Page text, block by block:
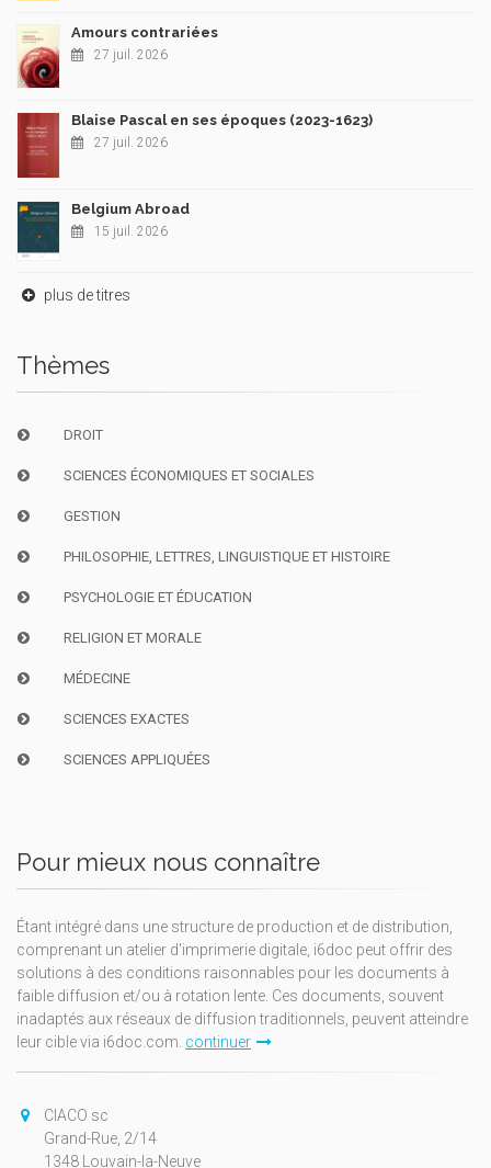
Amours contrariées
27 juil. 2026
Blaise Pascal en ses époques (2023-1623)
27 juil. 2026
Belgium Abroad
15 juil. 2026
plus de titres
Thèmes
DROIT
SCIENCES ÉCONOMIQUES ET SOCIALES
GESTION
PHILOSOPHIE, LETTRES, LINGUISTIQUE ET HISTOIRE
PSYCHOLOGIE ET ÉDUCATION
RELIGION ET MORALE
MÉDECINE
SCIENCES EXACTES
SCIENCES APPLIQUÉES
Pour mieux nous connaître
Étant intégré dans une structure de production et de distribution,
comprenant un atelier d'imprimerie digitale, i6doc peut offrir des
solutions à des conditions raisonnables pour les documents à
faible diffusion et/ou à rotation lente. Ces documents, souvent
inadaptés aux réseaux de diffusion traditionnels, peuvent atteindre
leur cible via i6doc.com. continuer
CIACO sc
Grand-Rue, 2/14
1348 Louvain-la-Neuve